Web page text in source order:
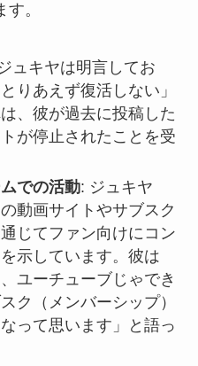
。
ュキヤは明言してお
りあえず復活しない」
、彼が過去に投稿した
が停止されたことを受
での活動: ジュキヤ
動画サイトやサブスク
じてファン向けにコン
示しています。彼は
ユーチューブじゃでき
ク（メンバーシップ）
って思います」と語っ